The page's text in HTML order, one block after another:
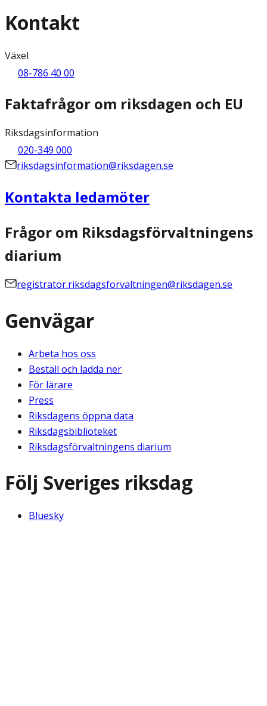
Kontakt
Växel
08-786 40 00
Faktafrågor om riksdagen och EU
Riksdagsinformation
020-349 000
riksdagsinformation@riksdagen.se
Kontakta ledamöter
Frågor om Riksdagsförvaltningens
diarium
registrator.riksdagsforvaltningen@riksdagen.se
Genvägar
Arbeta hos oss
Beställ och ladda ner
För lärare
Press
Riksdagens öppna data
Riksdagsbiblioteket
Riksdagsförvaltningens diarium
Följ Sveriges riksdag
Bluesky